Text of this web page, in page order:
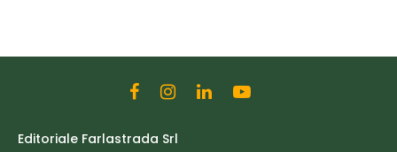
Editoriale Farlastrada Srl